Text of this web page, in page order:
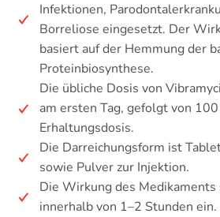
Infektionen,
Borreliose eingesetzt. Der
basiert auf der Hemmung der
Proteinbiosynthese.
Die übliche Dosis von
am ersten Tag, gefolgt von
Erhaltungsdosis.
Die Darreichungsform ist
sowie Pulver zur Injektion.
Die Wirkung des
innerhalb von 1–2 Stunden ein.